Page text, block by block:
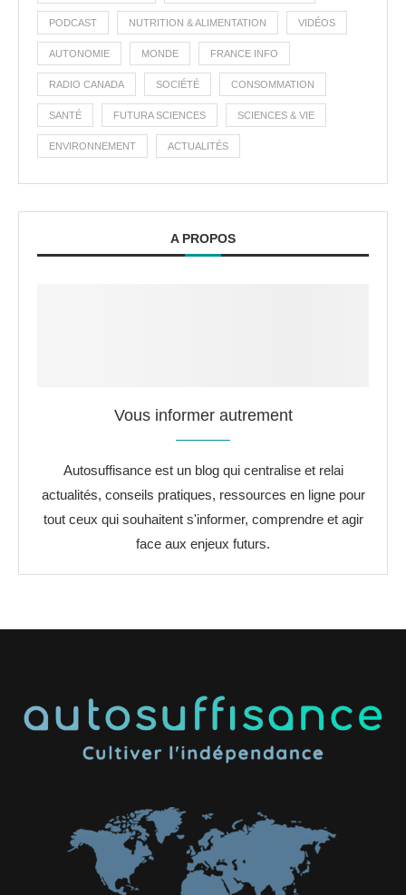
PODCAST NUTRITION & ALIMENTATION VIDÉOS
AUTONOMIE MONDE FRANCE INFO
RADIO CANADA SOCIÉTÉ CONSOMMATION
SANTÉ FUTURA SCIENCES SCIENCES & VIE
ENVIRONNEMENT ACTUALITÉS
A PROPOS
Vous informer autrement
Autosuffisance est un blog qui centralise et relai
actualités, conseils pratiques, ressources en ligne pour
tout ceux qui souhaitent s'informer, comprendre et agir
face aux enjeux futurs.